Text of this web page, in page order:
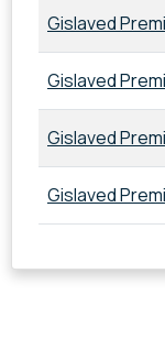
Gislaved
Gislaved
Gislaved
Gislaved